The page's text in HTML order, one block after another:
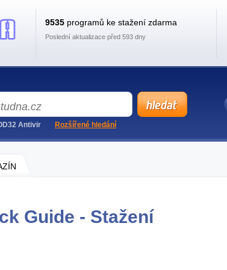
Guide - Stažení
9535 programů ke stažení zdarma
Poslední aktualizace před 593 dny
Antivir Rozšířené hledání